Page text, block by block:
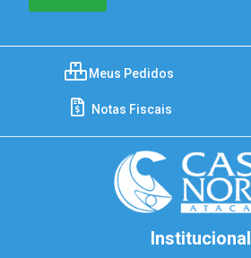
Meus Pedidos
Notas Fiscais
Institucional